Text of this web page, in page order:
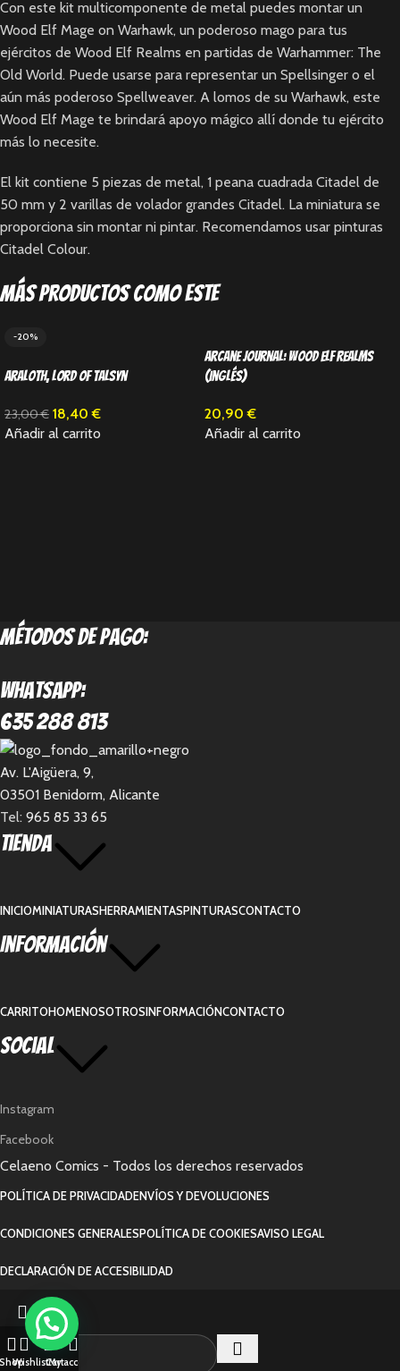
Con este kit multicomponente de metal puedes montar un
Wood Elf Mage on Warhawk, un poderoso mago para tus
ejércitos de Wood Elf Realms en partidas de Warhammer: The
Old World. Puede usarse para representar un Spellsinger o el
aún más poderoso Spellweaver. A lomos de su Warhawk, este
Wood Elf Mage te brindará apoyo mágico allí donde tu ejército
más lo necesite.
El kit contiene 5 piezas de metal, 1 peana cuadrada Citadel de
50 mm y 2 varillas de volador grandes Citadel. La miniatura se
proporciona sin montar ni pintar. Recomendamos usar pinturas
Citadel Colour.
Más productos como este
-20%
Araloth, Lord of Talsyn
23,00€ 18,40€
Añadir al carrito
Arcane Journal: Wood Elf Realms
(Inglés)
20,90€
Añadir al carrito
métodos de pago:
Whatsapp:
635 288 813
Av. L'Aigüera, 9,
03501 Benidorm, Alicante
Tel: 965 85 33 65
Tienda
INICIOMINIATURASHERRAMIENTASPINTURASCONTACTO
Información
CARRITOHOMENOSOTROSINFORMACIÓNCONTACTO
Social
Instagram
Facebook
Celaeno Comics - Todos los derechos reservados
POLÍTICA DE PRIVACIDADENVÍOS Y DEVOLUCIONES
CONDICIONES GENERALESPOLÍTICA DE COOKIESAVISO LEGAL
DECLARACIÓN DE ACCESIBILIDAD
WishlistCart
My account